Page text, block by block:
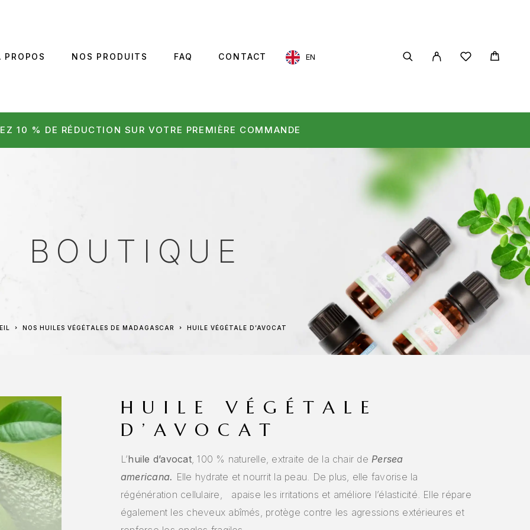
PROPOS NOS PRODUITS FAQ CONTACT EN
10 % DE RÉDUCTION SUR VOTRE PREMIÈRE COMMANDE
BOUTIQUE
NOS HUILES VÉGÉTALES DE MADAGASCAR HUILE VÉGÉTALE D’AVOCAT
HUILE VÉGÉTALE
D’AVOCAT
L’huile d’avocat, 100 % naturelle, extraite de la chair dePersea
americana. Elle hydrate et nourrit la peau. De plus, elle favorise la
régénération cellulaire, apaise les irritations et améliore l’élasticité. Elle répare
également les cheveux abîmés, protège contre les agressions extérieures et